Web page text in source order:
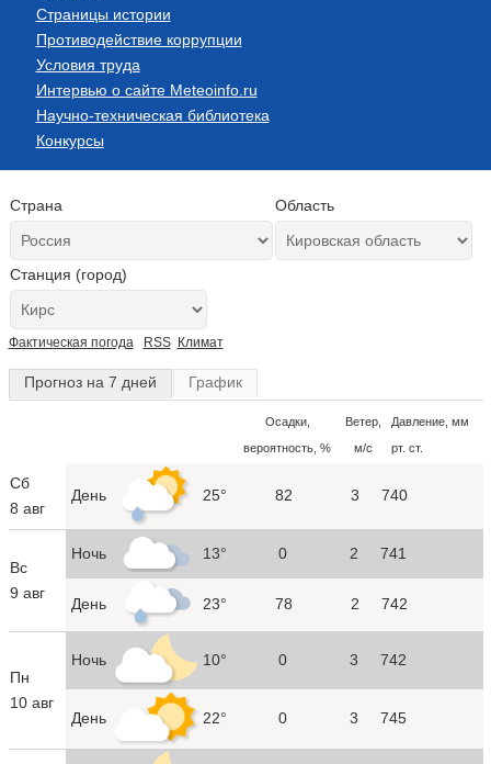
Страницы истории
Противодействие коррупции
Условия труда
Интервью о сайте Meteoinfo.ru
Научно-техническая библиотека
Конкурсы
Страна Область
Станция (город)
Фактическая погода RSS Климат
Прогноз на 7 дней График
Осадки,
вероятность, %
Ветер,
м/с
Давление, мм
рт. ст.
Сб
8 авг
День 25° 82 3 740
Вс
9 авг
Ночь 13° 0 2 741
День 23° 78 2 742
Пн
10 авг
Ночь 10° 0 3 742
День 22° 0 3 745